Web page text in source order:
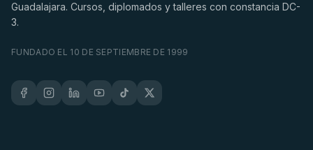
Guadalajara. Cursos, diplomados y talleres con constancia DC-
3.
FUNDADO EL 10 DE SEPTIEMBRE DE 1999